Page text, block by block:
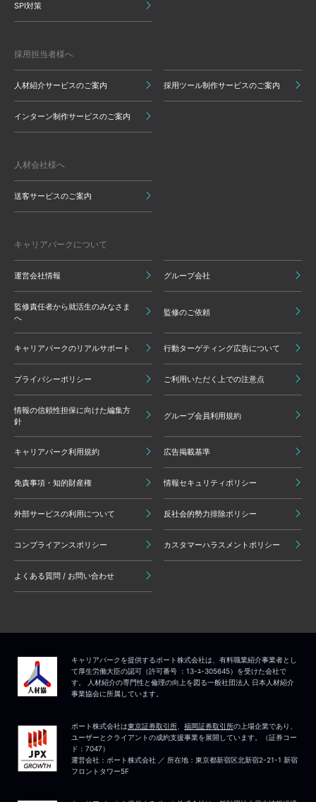
SPI対策
採用担当者様へ
人材紹介サービスのご案内 採用ツール制作サービスのご案内
インターン制作サービスのご案内
人材会社様へ
送客サービスのご案内
キャリアパークについて
運営会社情報 グループ会社
監修責任者から就活生のみなさま
へ
監修のご依頼
キャリアパークのリアルサポート 行動ターゲティング広告について
プライバシーポリシー ご利用いただく上での注意点
情報の信頼性担保に向けた編集方
針
グループ会員利用規約
キャリアパーク利用規約 広告掲載基準
免責事項・知的財産権 情報セキュリティポリシー
外部サービスの利用について 反社会的勢力排除ポリシー
コンプライアンスポリシー カスタマーハラスメントポリシー
よくある質問 / お問い合わせ